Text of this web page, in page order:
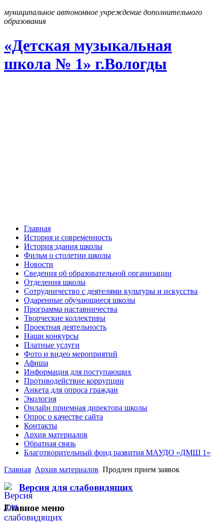
муниципальное автономное учреждение дополнительного
образования
«Детская музыкальная
школа № 1» г.Вологды
Главная
История и современность
История здания школы
Фильм о столетии школы
Новости
Сведения об образовательной организации
Отделения школы
Сотрудничество с деятелями культуры и искусства
Одаренные обучающиеся школы
Программа наставничества
Творческие коллективы
Проектная деятельность
Наши конкурсы
Платные услуги
Фото и видео мероприятий
Афиша
Информация для поступающих
Противодействие коррупции
Анкета для опроса граждан
Экология
Онлайн приемная директора школы
Опрос о качестве сайта
Контакты
Архив материалов
Обратная связь
Благотворительный фонд развития МАУДО «ДМШ 1»
Главная Архив материалов Продлен прием заявок
Версия для слабовидящих
Главное меню